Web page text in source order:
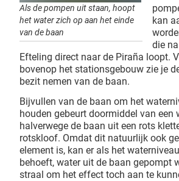
Als de pompen uit staan, hoopt
het water zich op aan het einde
van de baan
kan
die
Efteling direct naar de Piraña loopt.
bovenop het stationsgebouw zie je
bezit nemen van de baan.
Bijvullen van de baan om het
houden gebeurt doormiddel van een
halverwege de baan uit een rots
rotskloof. Omdat dit natuurlijk ook
element is, kan er als het
behoeft, water uit de baan gepompt
straal om het effect toch aan te